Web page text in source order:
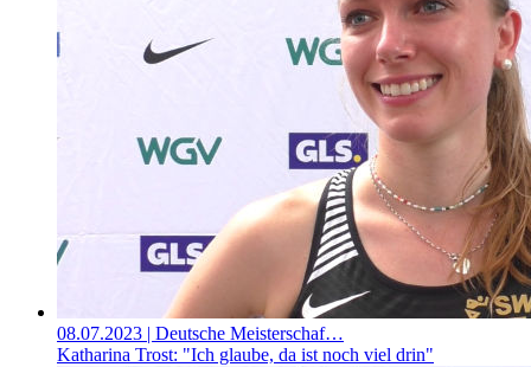
08.07.2023 | Deutsche Meisterschaf…
Katharina Trost: "Ich glaube, da ist noch viel drin"